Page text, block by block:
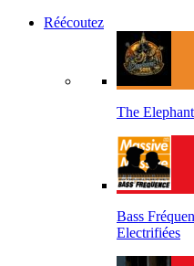
Réécoutez
The
Bass
Electrifiées